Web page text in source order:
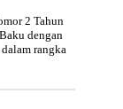
2 Tahun
dengan
rangka